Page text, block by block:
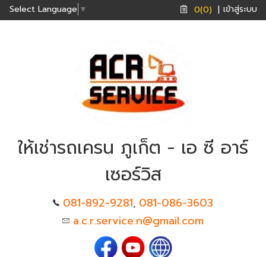
Select Language ▼ 0(0) | เข้าสู่ระบบ
ให้เช่ารถเครน ภูเก็ต - เอ ซี อาร์
เซอร์วิส
081-892-9281, 081-086-3603
a.c.r.service.n@gmail.com